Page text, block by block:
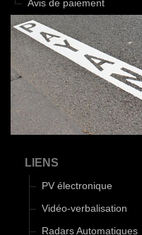
Avis de paiement
LIENS
PV électronique
Vidéo-verbalisation
Radars Automatiques